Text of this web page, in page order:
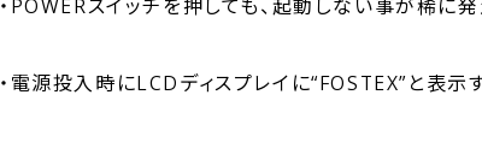
・POWERスイッチを押しても、起動しない事が稀に
・電源投入時にLCDディスプレイに“FOSTEX”と表示